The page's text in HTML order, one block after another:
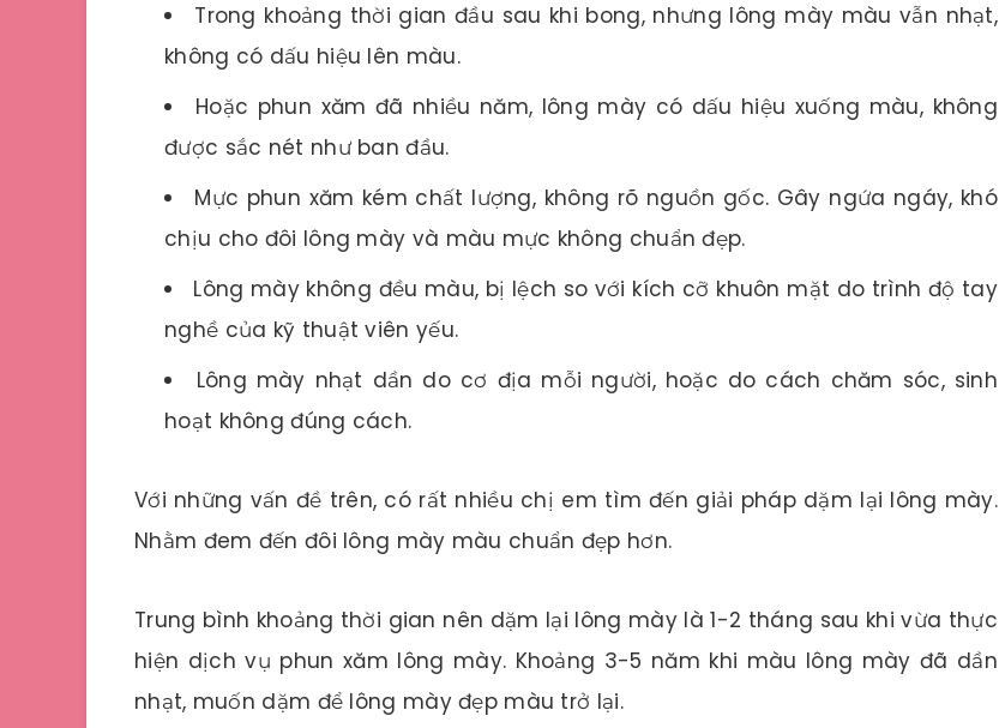
Trong khoảng thời gian đầu sau khi bong, nhưng lông mày màu vẫn nhạt,
không có dấu hiệu lên màu.
Hoặc phun xăm đã nhiều năm, lông mày có dấu hiệu xuống màu, không
được sắc nét như ban đầu.
Mực phun xăm kém chất lượng, không rõ nguồn gốc. Gây ngứa ngáy, khó
chịu cho đôi lông mày và màu mực không chuẩn đẹp.
Lông mày không đều màu, bị lệch so với kích cỡ khuôn mặt do trình độ tay
nghề của kỹ thuật viên yếu.
Lông mày nhạt dần do cơ địa mỗi người, hoặc do cách chăm sóc, sinh
hoạt không đúng cách.
Với những vấn đề trên, có rất nhiều chị em tìm đến giải pháp dặm lại lông mày.
Nhằm đem đến đôi lông mày màu chuẩn đẹp hơn.
Trung bình khoảng thời gian nên dặm lại lông mày là 1-2 tháng sau khi vừa thực
hiện dịch vụ phun xăm lông mày. Khoảng 3-5 năm khi màu lông mày đã dần
nhạt, muốn dặm để lông mày đẹp màu trở lại.